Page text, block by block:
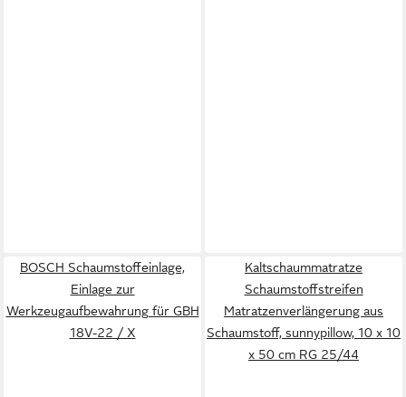
BOSCH Schaumstoffeinlage,
Einlage zur
Werkzeugaufbewahrung für GBH
18V-22 / X
Kaltschaummatratze
Schaumstoffstreifen
Matratzenverlängerung aus
Schaumstoff, sunnypillow, 10 x 10
x 50 cm RG 25/44